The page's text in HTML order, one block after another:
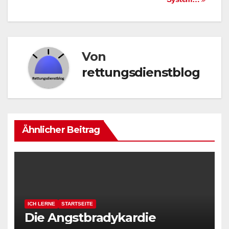
Von
rettungsdienstblog
Ähnlicher Beitrag
ICH LERNE STARTSEITE
Die Angstbradykardie